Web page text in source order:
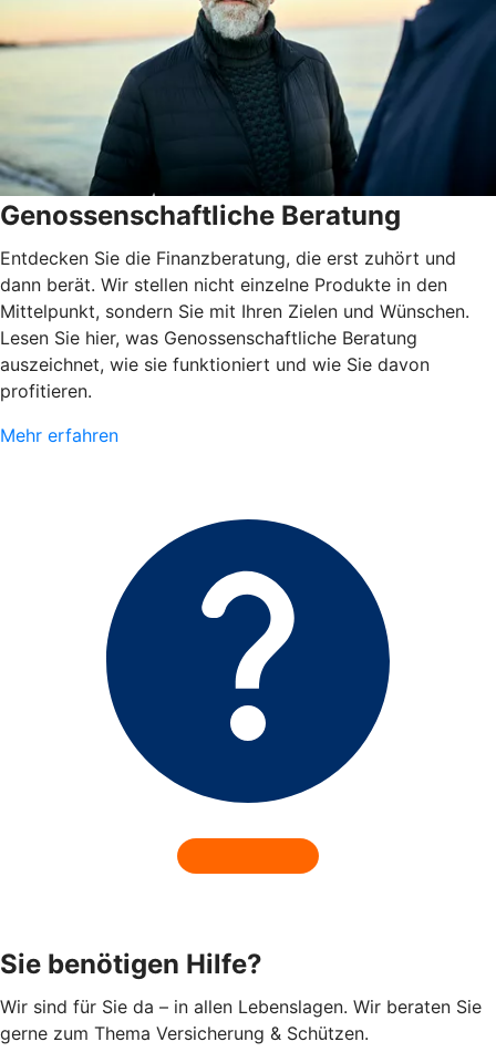
Genossenschaftliche Beratung
Entdecken Sie die Finanzberatung, die erst zuhört und
dann berät. Wir stellen nicht einzelne Produkte in den
Mittelpunkt, sondern Sie mit Ihren Zielen und Wünschen.
Lesen Sie hier, was Genossenschaftliche Beratung
auszeichnet, wie sie funktioniert und wie Sie davon
profitieren.
Mehr erfahren
Sie benötigen Hilfe?
Wir sind für Sie da – in allen Lebenslagen. Wir beraten Sie
gerne zum Thema Versicherung & Schützen.